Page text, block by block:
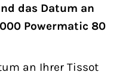
das Datum an
Powermatic 80
an Ihrer Tissot